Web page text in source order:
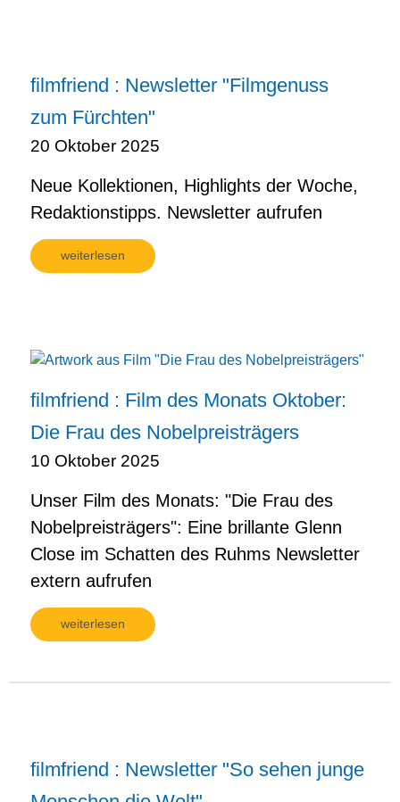
filmfriend : Newsletter "Filmgenuss
zum Fürchten"
20 Oktober 2025
Neue Kollektionen, Highlights der Woche,
Redaktionstipps. Newsletter aufrufen
weiterlesen
filmfriend : Film des Monats Oktober:
Die Frau des Nobelpreisträgers
10 Oktober 2025
Unser Film des Monats: "Die Frau des
Nobelpreisträgers": Eine brillante Glenn
Close im Schatten des Ruhms Newsletter
extern aufrufen
weiterlesen
filmfriend : Newsletter "So sehen junge